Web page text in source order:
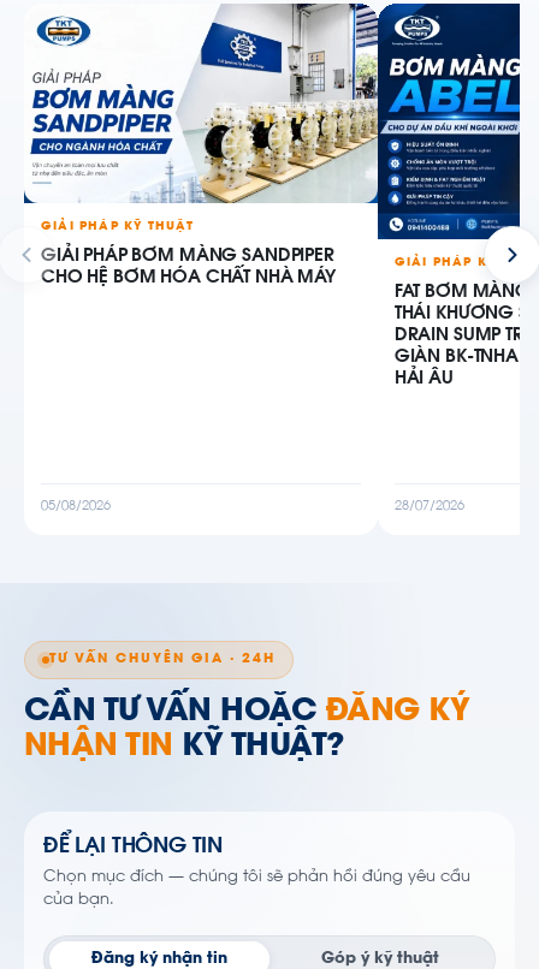
GIẢI PHÁP KỸ THUẬT
GIẢI PHÁP BƠM MÀNG SANDPIPER
CHO HỆ BƠM HÓA CHẤT NHÀ MÁY
05/08/2026
GIẢI PHÁP KỸ
FAT BƠM MÀNG
THÁI KHƯƠNG
DRAIN SUMP
GIÀN BK-TNHA,
HẢI ÂU
28/07/2026
TƯ VẤN CHUYÊN GIA · 24H
CẦN TƯ VẤN HOẶC ĐĂNG KÝ
NHẬN TIN KỸ THUẬT?
ĐỂ LẠI THÔNG TIN
Chọn mục đích — chúng tôi sẽ phản hồi đúng yêu cầu
của bạn.
Đăng ký nhận tin Góp ý kỹ thuật